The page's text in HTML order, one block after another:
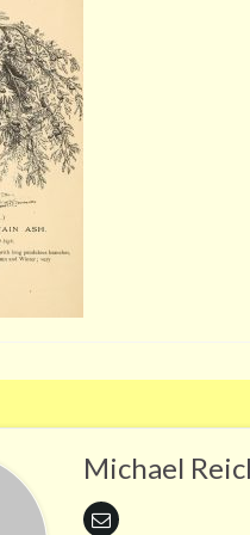
Michael